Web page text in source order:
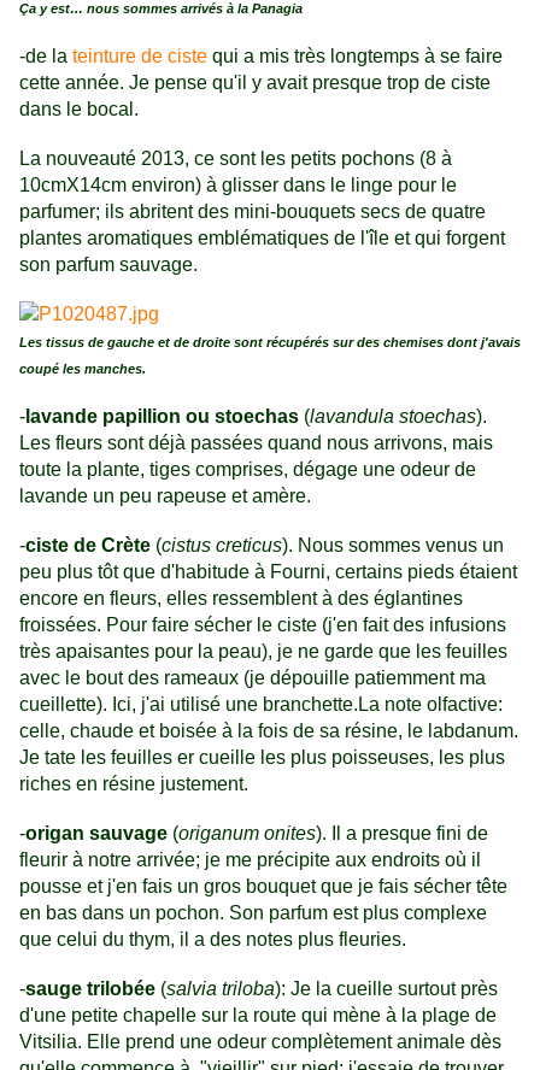
Ça y est… nous sommes arrivés à la Panagia
-de la teinture de ciste qui a mis très longtemps à se faire
cette année. Je pense qu'il y avait presque trop de ciste
dans le bocal.
La nouveauté 2013, ce sont les petits pochons (8 à
10cmX14cm environ) à glisser dans le linge pour le
parfumer; ils abritent des mini-bouquets secs de quatre
plantes aromatiques emblématiques de l'île et qui forgent
son parfum sauvage.
Les tissus de gauche et de droite sont récupérés sur des chemises dont j'avais
coupé les manches.
- lavande papillion ou stoechas (lavandula stoechas).
Les fleurs sont déjà passées quand nous arrivons, mais
toute la plante, tiges comprises, dégage une odeur de
lavande un peu rapeuse et amère.
-ciste de Crète (cistus creticus). Nous sommes venus un
peu plus tôt que d'habitude à Fourni, certains pieds étaient
encore en fleurs, elles ressemblent à des églantines
froissées. Pour faire sécher le ciste (j'en fait des infusions
très apaisantes pour la peau), je ne garde que les feuilles
avec le bout des rameaux (je dépouille patiemment ma
cueillette). Ici, j'ai utilisé une branchette.La note olfactive:
celle, chaude et boisée à la fois de sa résine, le labdanum.
Je tate les feuilles er cueille les plus poisseuses, les plus
riches en résine justement.
-origan sauvage (origanum onites). Il a presque fini de
fleurir à notre arrivée; je me précipite aux endroits où il
pousse et j'en fais un gros bouquet que je fais sécher tête
en bas dans un pochon. Son parfum est plus complexe
que celui du thym, il a des notes plus fleuries.
-sauge trilobée (salvia triloba): Je la cueille surtout près
d'une petite chapelle sur la route qui mène à la plage de
Vitsilia. Elle prend une odeur complètement animale dès